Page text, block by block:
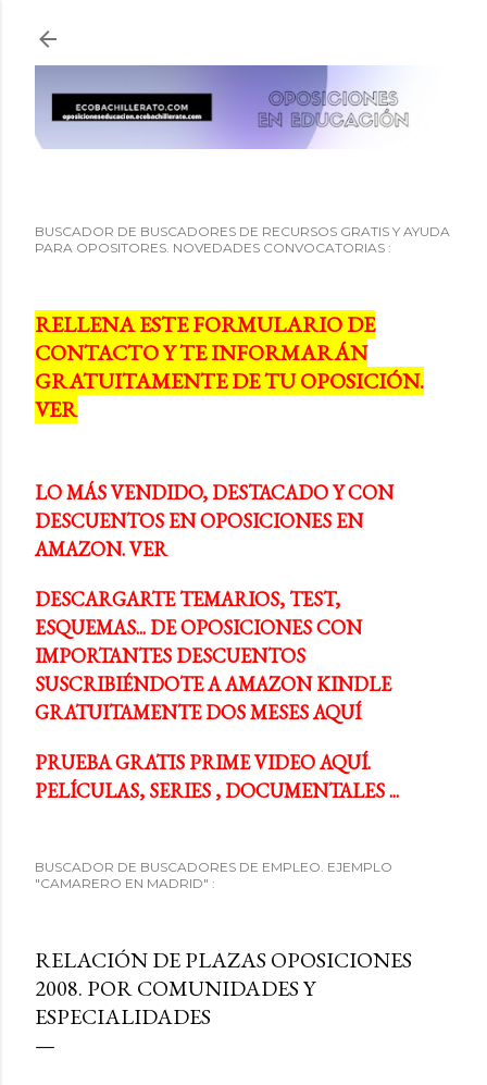
BUSCADOR DE BUSCADORES DE RECURSOS GRATIS Y AYUDA
PARA OPOSITORES. NOVEDADES CONVOCATORIAS :
RELLENA ESTE FORMULARIO DE
CONTACTO Y TE INFORMARÁN
GRATUITAMENTE DE TU OPOSICIÓN.
VER
LO MÁS VENDIDO, DESTACADO Y CON
DESCUENTOS EN OPOSICIONES EN
AMAZON. VER
DESCARGARTE TEMARIOS, TEST,
ESQUEMAS... DE OPOSICIONES CON
IMPORTANTES DESCUENTOS
SUSCRIBIÉNDOTE A AMAZON KINDLE
GRATUITAMENTE DOS MESES AQUÍ
PRUEBA GRATIS PRIME VIDEO AQUÍ.
PELÍCULAS, SERIES , DOCUMENTALES ...
BUSCADOR DE BUSCADORES DE EMPLEO. EJEMPLO
"CAMARERO EN MADRID" :
RELACIÓN DE PLAZAS OPOSICIONES
2008. POR COMUNIDADES Y
ESPECIALIDADES